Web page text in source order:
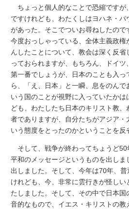
ちょっと個人的なことで恐縮ですが
ですけれども、わたくしはヨハネ・
があった。そこでついお尋ねしたの
今度おっしゃっている、全体主義政権
んしたことについて、教会は深く反
っておられますが、もちろん、ドイ
第一番でしょうが、日本のことも入っ
ら、「え、日本」と一瞬、息をのんで
いう国のことが視野に入っていたか
ども、わたしたち日本のキリスト教
者でありますが、自分たちがアジア・
いう態度をとったのかということを反
そして、戦争が終わってちょうど50
平和のメッセージというものを出しま
出しました。そして、今年は70年、
けれども、今、非常に雲行きが怪し
たしました。そして、その中で日本
音的なもので、イエス・キリストの